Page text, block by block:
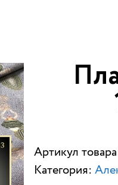
Артикул
Категория: